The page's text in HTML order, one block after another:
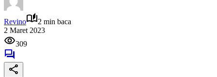
Revino
2 min baca
2 Maret 2023
309